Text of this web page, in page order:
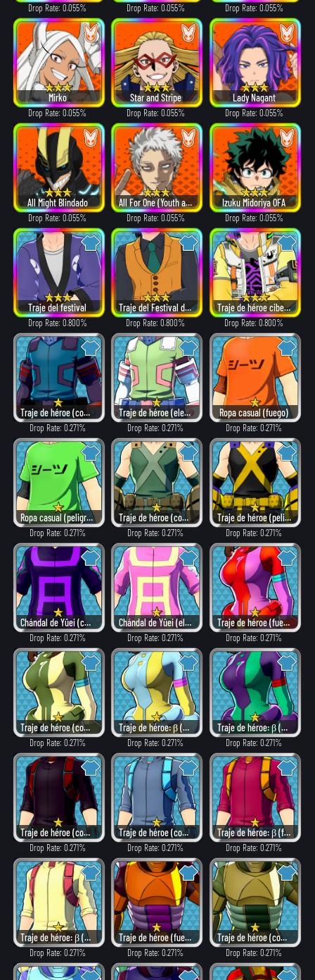
Drop Rate: 0.055% Drop Rate: 0.055% Drop Rate: 0.055%
Mirko
Drop Rate: 0.055%
Star and Stripe
Drop Rate: 0.055%
Lady Nagant
Drop Rate: 0.055%
All Might Blindado
Drop Rate: 0.055%
All For One (Youth age)
Drop Rate: 0.055%
Izuku Midoriya OFA
Drop Rate: 0.055%
Traje del festival
Drop Rate: 0.800%
Traje del Festival de los Héroes (2019)
Drop Rate: 0.800%
Traje de héroe cibernético
Drop Rate: 0.800%
Traje de héroe (como villano)
Drop Rate: 0.271%
Traje de héroe (elegante)
Drop Rate: 0.271%
Ropa casual (fuego)
Drop Rate: 0.271%
Ropa casual (peligroso)
Drop Rate: 0.271%
Traje de héroe (combate)
Drop Rate: 0.271%
Traje de héroe (peligroso)
Drop Rate: 0.271%
Chándal de Yûei (como villano)
Drop Rate: 0.271%
Chándal de Yûei (elegante)
Drop Rate: 0.271%
Traje de héroe (fuego)
Drop Rate: 0.271%
Traje de héroe (combate)
Drop Rate: 0.271%
Traje de héroe: β (elegante)
Drop Rate: 0.271%
Traje de héroe: β (peligroso)
Drop Rate: 0.271%
Traje de héroe (como villano)
Drop Rate: 0.271%
Traje de héroe (combate)
Drop Rate: 0.271%
Traje de héroe: β (fuego)
Drop Rate: 0.271%
Traje de héroe: β (elegante)
Drop Rate: 0.271%
Traje de héroe (fuego)
Drop Rate: 0.271%
Traje de héroe (combate)
Drop Rate: 0.271%